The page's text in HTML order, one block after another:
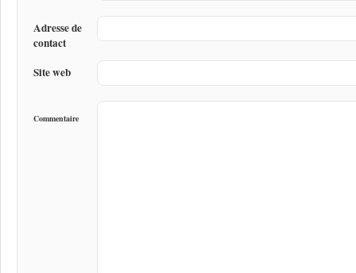
Adresse de
contact
Site web
Commentaire